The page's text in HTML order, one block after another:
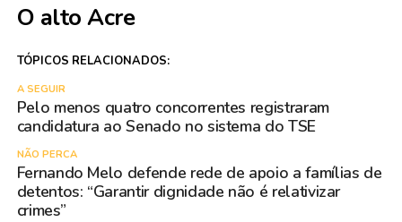
O alto Acre
TÓPICOS RELACIONADOS:
A SEGUIR
Pelo menos quatro concorrentes registraram
candidatura ao Senado no sistema do TSE
NÃO PERCA
Fernando Melo defende rede de apoio a famílias de
detentos: “Garantir dignidade não é relativizar
crimes”